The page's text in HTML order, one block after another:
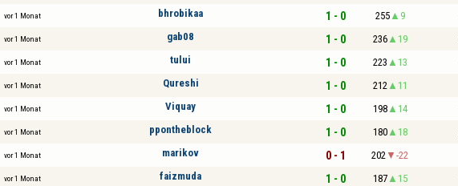
vor 1 Monat bhrobikaa 1 - 0 255 9
vor 1 Monat gab08 1 - 0 236 19
vor 1 Monat tului 1 - 0 223 13
vor 1 Monat Qureshi 1 - 0 212 11
vor 1 Monat Viquay 1 - 0 198 14
vor 1 Monat ppontheblock 1 - 0 180 18
vor 1 Monat marikov 0 - 1 202 -22
vor 1 Monat faizmuda 1 - 0 187 15